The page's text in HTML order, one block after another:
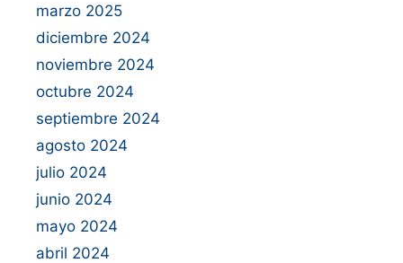
marzo 2025
diciembre 2024
noviembre 2024
octubre 2024
septiembre 2024
agosto 2024
julio 2024
junio 2024
mayo 2024
abril 2024